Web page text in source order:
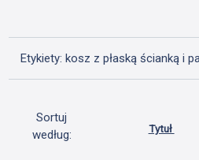
Etykiety: kosz z płaską ścianką i
Sortuj
według:
Tytuł